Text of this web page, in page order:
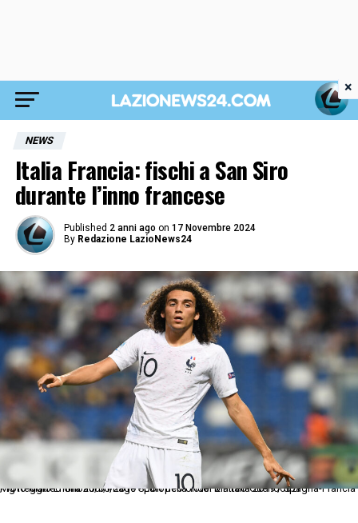
NEWS
Italia Francia: fischi a San Siro
durante l’inno francese
Published 2 anni ago on 17 Novembre 2024
By Redazione LazioNews24
Mg Reggio Emilia 26/06/2019 - Europeo Under 21 Italia 2019 / Spagna-Francia / foto Matteo Gribaudi/Image Sport nella foto: Matteo Guendouzi
×